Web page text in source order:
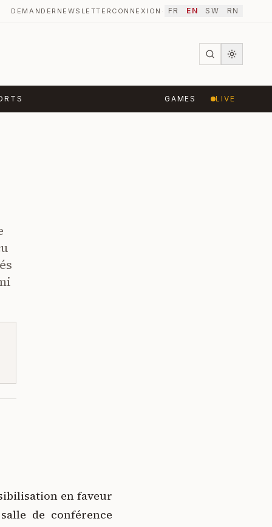
DEMANDER NEWSLETTER CONNEXION · FR EN SW RN
GAMES LIVE
en faveur
de conférence